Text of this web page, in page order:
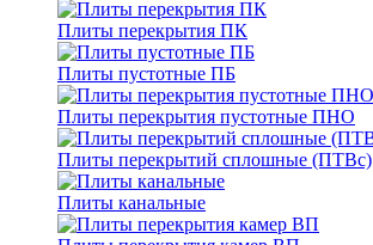
Плиты перекрытия ПК
Плиты пустотные ПБ
Плиты перекрытия пустотные ПНО
Плиты перекрытий сплошные (ПТВс)
Плиты канальные